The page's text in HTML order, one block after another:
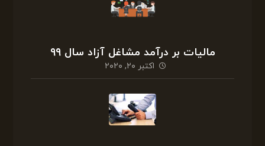
مالیات بر درآمد مشاغل آزاد سال ۹۹
اکتبر ۲۰, ۲۰۲۰